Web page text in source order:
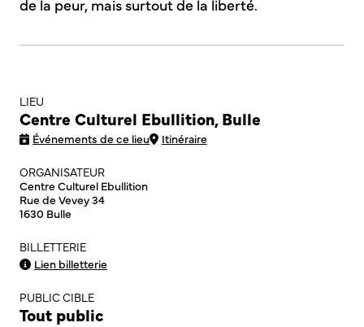
de la peur, mais surtout de la liberté.
LIEU
Centre Culturel Ebullition, Bulle
Événements de ce lieu Itinéraire
ORGANISATEUR
Centre Culturel Ebullition
Rue de Vevey 34
1630 Bulle
BILLETTERIE
Lien billetterie
PUBLIC CIBLE
Tout public